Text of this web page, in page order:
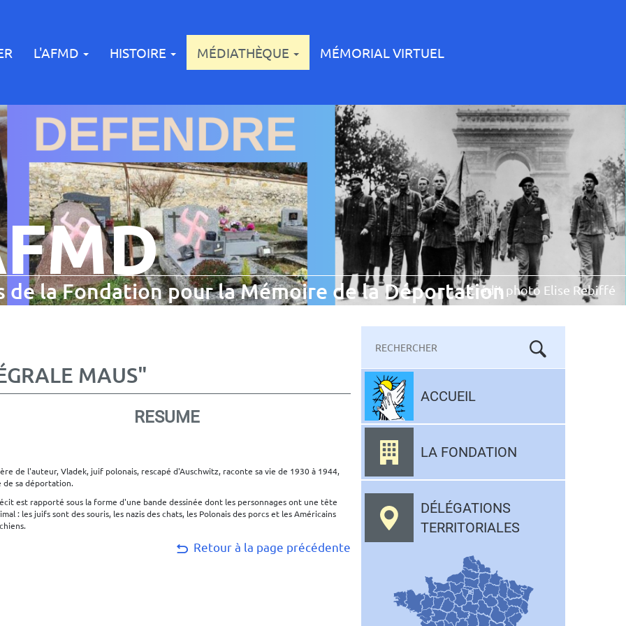
L'AFMD HISTOIRE MÉDIATHÈQUE MÉMORIAL VIRTUEL
Crédit photo Elise Rebiffé
de la Fondation pour la Mémoire de la Déportation
MAUS"
RESUME
de l'auteur, Vladek, juif polonais, rescapé d'Auschwitz, raconte sa vie de 1930 à 1944,
de sa déportation.
est rapporté sous la forme d'une bande dessinée dont les personnages ont une tête
: les juifs sont des souris, les nazis des chats, les Polonais des porcs et les Américains
Retour à la page précédente
clés
Aller
contenu
ACCUEIL
LA FONDATION
DÉLÉGATIONS
TERRITORIALES